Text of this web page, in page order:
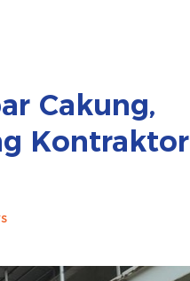
Cakung,
Kontraktor